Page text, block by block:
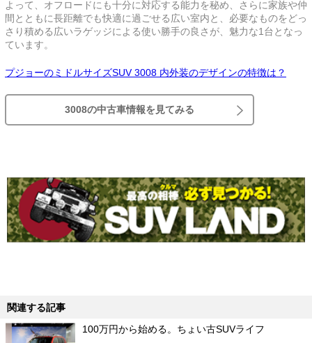
よって、オフロードにも十分に対応する能力を秘め、さらに家族や仲
間とともに長距離でも快適に過ごせる広い室内と、必要なものをどっ
さり積める広いラゲッジによる使い勝手の良さが、魅力な1台となっ
ています。
プジョーのミドルサイズSUV 3008 内外装のデザインの特徴は？
3008の中古車情報を見てみる
関連する記事
100万円から始める。ちょい古SUVライフ